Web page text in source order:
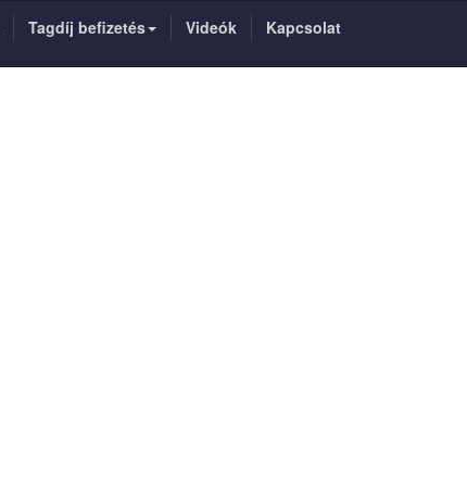
Tagdíj befizetés Videók Kapcsolat